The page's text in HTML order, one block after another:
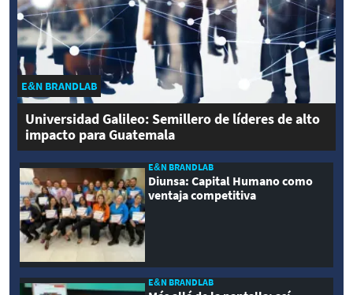
E&N BRANDLAB
Universidad Galileo: Semillero de líderes de alto
impacto para Guatemala
E&N BRANDLAB
Diunsa: Capital Humano como
ventaja competitiva
E&N BRANDLAB